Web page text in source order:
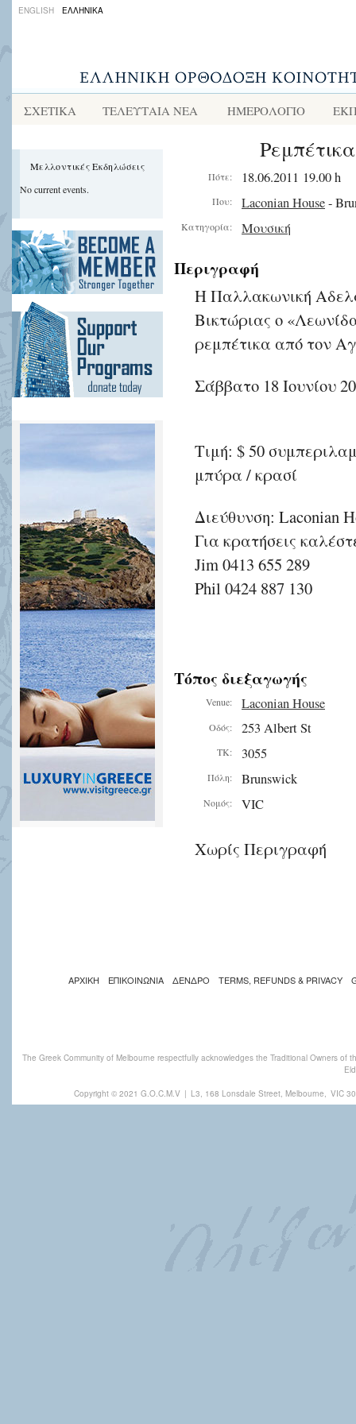
ENGLISH ΕΛΛΗΝΙΚΑ
ΣΧΕΤΙΚΑ ΤΕΛΕΥΤΑΙΑ ΝΕΑ ΗΜΕΡΟΛΟΓΙΟ
Μελλοντικές Εκδηλώσεις
No current events.
Πότε: 18.06.2011 19.00 h
Που: Laconian House-
Κατηγορία: Μουσική
Περιγραφή
Η Παλλακωνική
Βικτώριας ο
ρεμπέτικα από τον
Σάββατο 18 Ιουνίου
Τιμή: $ 50
μπύρα / κρασί
Διεύθυνση: Laconian
Για κρατήσεις
Jim 0413 655 289
Phil 0424 887 130
Τόπος διεξαγωγής
Venue: Laconian House
Οδός: 253 Albert St
ΤΚ: 3055
Πόλη: Brunswick
Νομός: VIC
Χωρίς Περιγραφή
ΑΡΧΙΚΗ ΕΠΙΚΟΙΝΩΝΙΑ ΔΕΝΔΡΟ TERMS, REFUNDS & PRIVACY
The Greek Community of Melbourne respectfully acknowledges the Traditional Owners
Copyright © 2021 G.O.C.M.V | L3, 168 Lonsdale Street, Melbourne, VIC